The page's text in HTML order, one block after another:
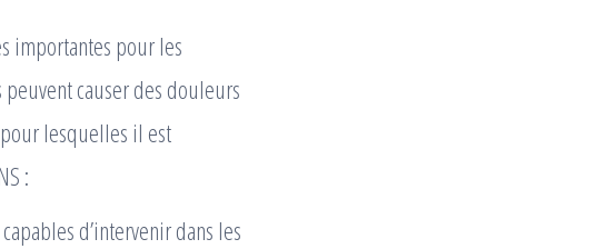
importantes pour les
causer des douleurs
lesquelles il est
:
d’intervenir dans les